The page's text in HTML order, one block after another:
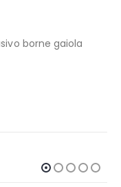
borne gaiola